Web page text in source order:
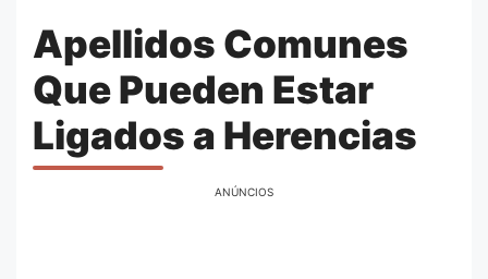
Apellidos Comunes
Que Pueden Estar
Ligados a Herencias
ANÚNCIOS